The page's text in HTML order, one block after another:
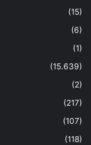
(15)
(6)
(1)
(15.639)
(2)
(217)
(107)
(118)